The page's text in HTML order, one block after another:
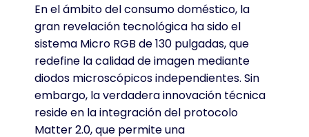
En el ámbito del consumo doméstico, la
gran revelación tecnológica ha sido el
sistema Micro RGB de 130 pulgadas, que
redefine la calidad de imagen mediante
diodos microscópicos independientes. Sin
embargo, la verdadera innovación técnica
reside en la integración del protocolo
Matter 2.0, que permite una